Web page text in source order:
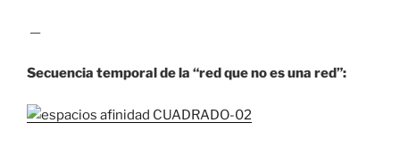
—
Secuencia temporal de la “red que no es una red”: